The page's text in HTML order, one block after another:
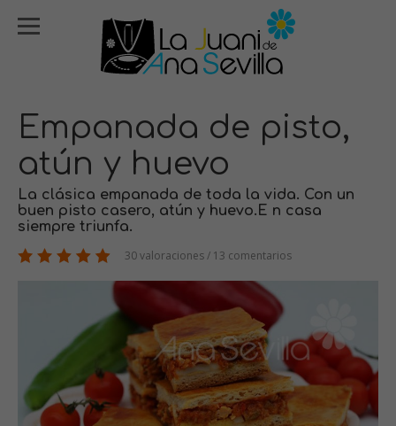
Empanada de pisto,
atún y huevo
La clásica empanada de toda la vida. Con un
buen pisto casero, atún y huevo.E n casa
siempre triunfa.
30 valoraciones / 13 comentarios